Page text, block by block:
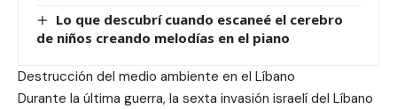
Lo que descubrí cuando escaneé el cerebro
de niños creando melodías en el piano
Destrucción del medio ambiente en el Líbano
Durante la última guerra, la sexta invasión israelí del Líbano